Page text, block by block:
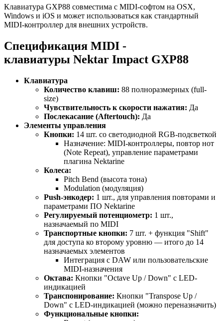
Клавиатура GXP88 совместима с MIDI-софтом на OSX,
Windows и iOS и может использоваться как стандартный
MIDI-контроллер для внешних устройств.
Спецификация MIDI -
клавиатуры Nektar Impact GXP88
Клавиатура
Количество клавиш: 88 полноразмерных (full-
size)
Чувствительность к скорости нажатия: Да
Послекасание (Aftertouch): Да
Элементы управления
Кнопки: 14 шт. со светодиодной RGB-подсветкой
Назначение: MIDI-контроллеры, повтор нот
(Note Repeat), управление параметрами
плагина Nektarine
Колеса:
Pitch Bend (высота тона)
Modulation (модуляция)
Push-энкодер: 1 шт., для управления повторами и
параметрами ПО Nektarine
Регулируемый потенциометр: 1 шт.,
назначаемый по MIDI
Транспортные кнопки: 7 шт. + функция "Shift"
для доступа ко второму уровню — итого до 14
назначаемых элементов
Интеграция с DAW или пользовательские
MIDI-назначения
Октава: Кнопки "Octave Up / Down" с LED-
индикацией
Транспонирование: Кнопки "Transpose Up /
Down" с LED-индикацией (можно переназначить)
Функциональные кнопки: